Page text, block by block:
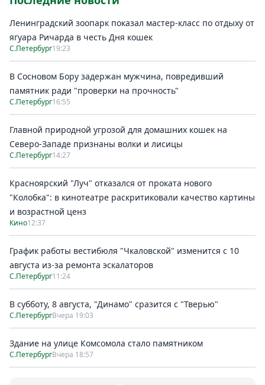
Ленинградский зоопарк показал мастер-класс по отдыху от
ягуара Ричарда в честь Дня кошек
С.Петербург19:23
В Сосновом Бору задержан мужчина, повредивший
памятник ради "проверки на прочность"
С.Петербург16:55
Главной природной угрозой для домашних кошек на
Северо-Западе признаны волки и лисицы
С.Петербург14:27
Красноярский "Луч" отказался от проката нового
"Колобка": в кинотеатре раскритиковали качество картины
и возрастной ценз
Кино12:37
График работы вестибюля "Чкаловской" изменится с 10
августа из-за ремонта эскалаторов
С.Петербург11:24
В субботу, 8 августа, "Динамо" сразится с "Тверью"
С.ПетербургВчера 19:03
Здание на улице Комсомола стало памятником
С.ПетербургВчера 18:57